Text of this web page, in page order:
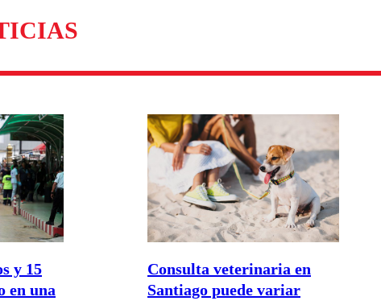
y 15
en una
Consulta veterinaria en
Santiago puede variar